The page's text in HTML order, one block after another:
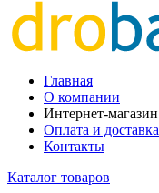
Главная
О компании
Интернет-магазин
Оплата и доставка
Контакты
Каталог товаров